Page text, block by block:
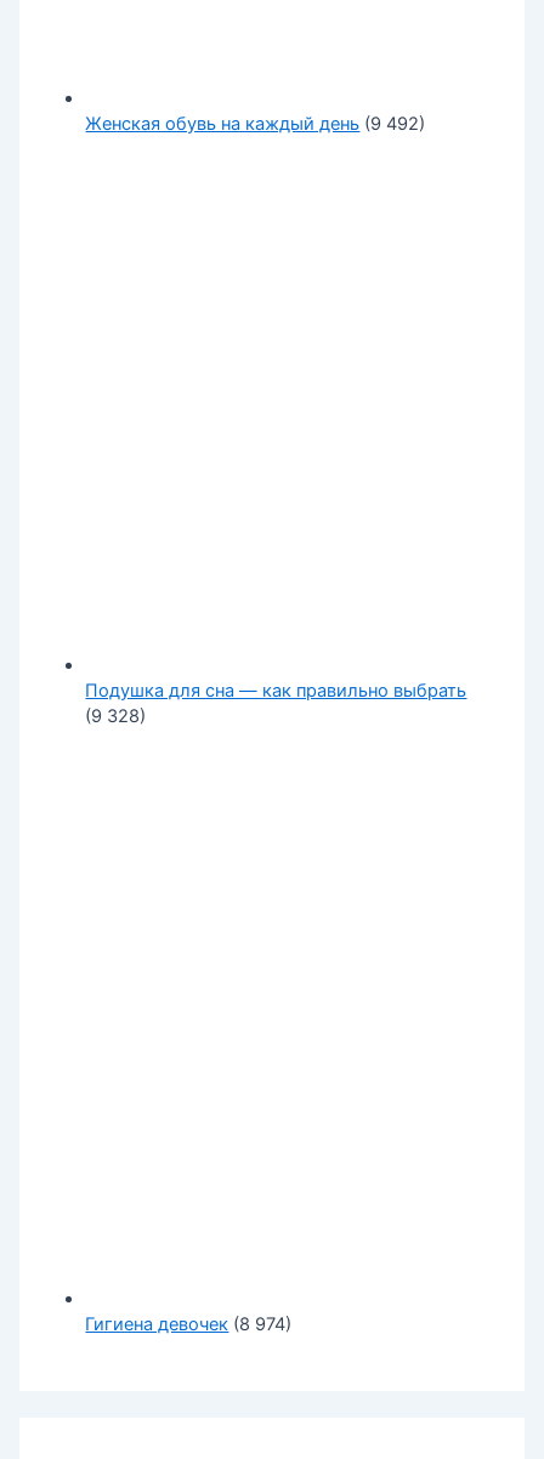
Женская обувь на каждый день (9 492)
Подушка для сна — как правильно выбрать
(9 328)
Гигиена девочек (8 974)